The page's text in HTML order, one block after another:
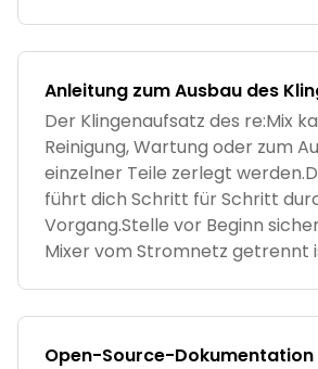
Anleitung zum Ausbau des
Der Klingenaufsatz des re:Mix
Reinigung, Wartung oder zum
einzelner Teile zerlegt
führt dich Schritt für Schritt
Vorgang.Stelle vor Beginn
Mixer vom Stromnetz getrennt
Open-Source-Dokumentation